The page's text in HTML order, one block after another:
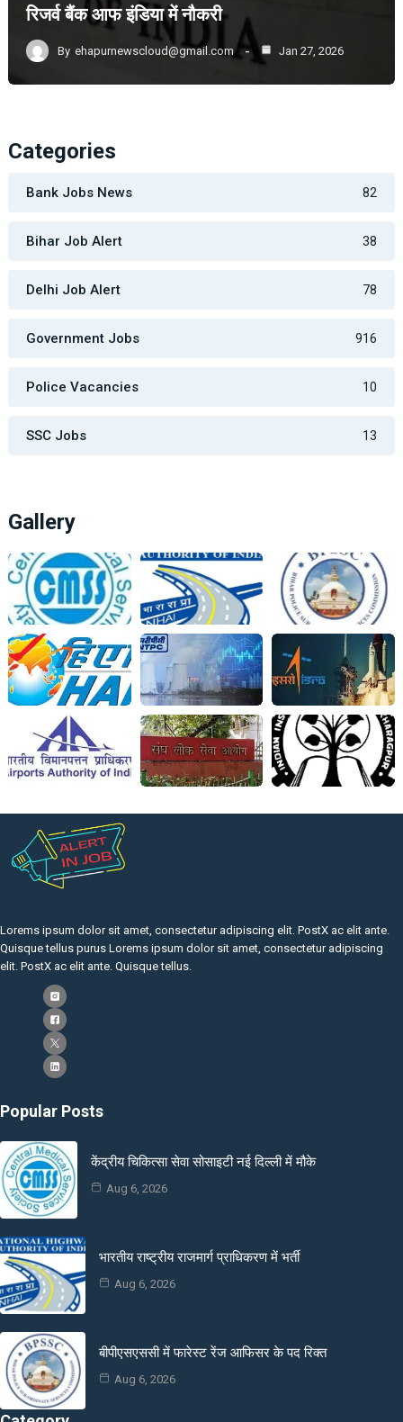
रिजर्व बैंक आफ इंडिया में नौकरी
By ehapurnewscloud@gmail.com Jan 27, 2026
Categories
Bank Jobs News 82
Bihar Job Alert 38
Delhi Job Alert 78
Government Jobs 916
Police Vacancies 10
SSC Jobs 13
Gallery
Lorems ipsum dolor sit amet, consectetur adipiscing elit. PostX ac elit ante.
Quisque tellus purus Lorems ipsum dolor sit amet, consectetur adipiscing
elit. PostX ac elit ante. Quisque tellus.
Popular Posts
केंद्रीय चिकित्सा सेवा सोसाइटी नई दिल्ली में मौके
Aug 6, 2026
भारतीय राष्ट्रीय राजमार्ग प्राधिकरण में भर्ती
Aug 6, 2026
बीपीएसएससी में फारेस्ट रेंज आफिसर के पद रिक्त
Aug 6, 2026